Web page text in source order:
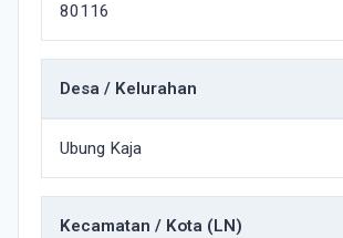
80116
Desa / Kelurahan
Ubung Kaja
Kecamatan / Kota (LN)